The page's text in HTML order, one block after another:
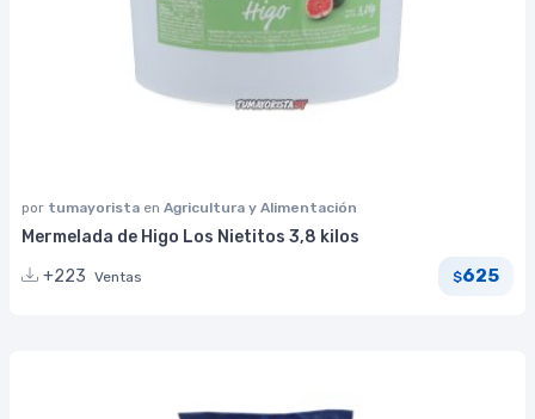
por tumayorista en Agricultura y Alimentación
Mermelada de Higo Los Nietitos 3,8 kilos
+223 Ventas $625